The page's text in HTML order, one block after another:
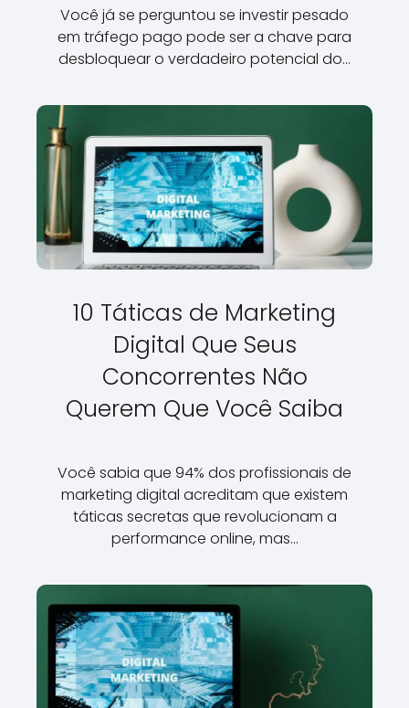
Você já se perguntou se investir pesado
em tráfego pago pode ser a chave para
desbloquear o verdadeiro potencial do…
10 Táticas de Marketing
Digital Que Seus
Concorrentes Não
Querem Que Você Saiba
Você sabia que 94% dos profissionais de
marketing digital acreditam que existem
táticas secretas que revolucionam a
performance online, mas…